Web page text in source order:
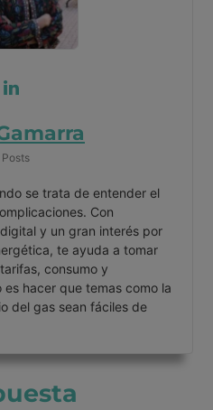
Posts
se trata de entender el
Con
y un gran interés por
te ayuda a tomar
consumo y
hacer que temas como la
del gas sean fáciles de